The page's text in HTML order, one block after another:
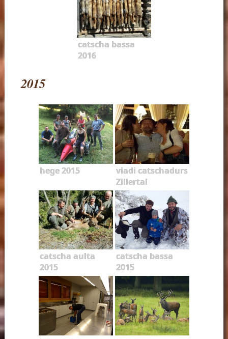
catscha bassa
2016
2015
hege 2015
viadi catschadurs
Zillertal
catscha aulta
2015
catscha bassa
2015